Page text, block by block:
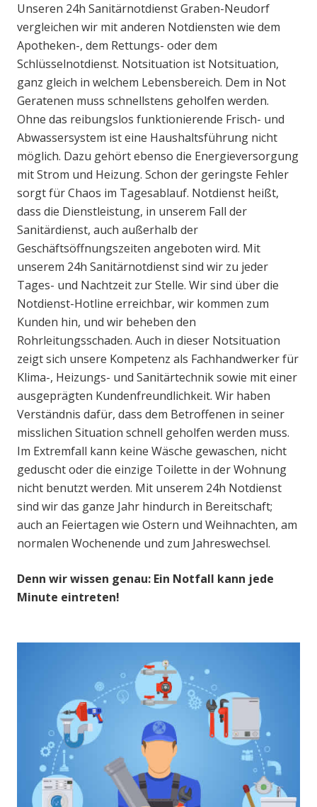
Unseren 24h Sanitärnotdienst Graben-Neudorf
vergleichen wir mit anderen Notdiensten wie dem
Apotheken-, dem Rettungs- oder dem
Schlüsselnotdienst. Notsituation ist Notsituation,
ganz gleich in welchem Lebensbereich. Dem in Not
Geratenen muss schnellstens geholfen werden.
Ohne das reibungslos funktionierende Frisch- und
Abwassersystem ist eine Haushaltsführung nicht
möglich. Dazu gehört ebenso die Energieversorgung
mit Strom und Heizung. Schon der geringste Fehler
sorgt für Chaos im Tagesablauf. Notdienst heißt,
dass die Dienstleistung, in unserem Fall der
Sanitärdienst, auch außerhalb der
Geschäftsöffnungszeiten angeboten wird. Mit
unserem 24h Sanitärnotdienst sind wir zu jeder
Tages- und Nachtzeit zur Stelle. Wir sind über die
Notdienst-Hotline erreichbar, wir kommen zum
Kunden hin, und wir beheben den
Rohrleitungsschaden. Auch in dieser Notsituation
zeigt sich unsere Kompetenz als Fachhandwerker für
Klima-, Heizungs- und Sanitärtechnik sowie mit einer
ausgeprägten Kundenfreundlichkeit. Wir haben
Verständnis dafür, dass dem Betroffenen in seiner
misslichen Situation schnell geholfen werden muss.
Im Extremfall kann keine Wäsche gewaschen, nicht
geduscht oder die einzige Toilette in der Wohnung
nicht benutzt werden. Mit unserem 24h Notdienst
sind wir das ganze Jahr hindurch in Bereitschaft;
auch an Feiertagen wie Ostern und Weihnachten, am
normalen Wochenende und zum Jahreswechsel.
Denn wir wissen genau: Ein Notfall kann jede
Minute eintreten!